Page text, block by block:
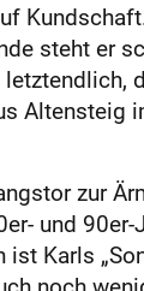
steht er
zur
und
Karls